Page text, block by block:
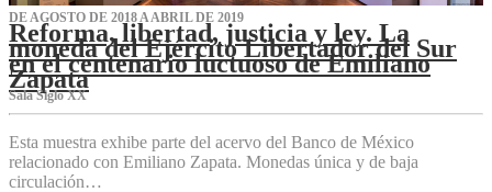
DE AGOSTO DE 2018 A ABRIL DE 2019
Reforma, libertad, justicia y ley. La
moneda del Ejército Libertador del Sur
en el centenario luctuoso de Emiliano
Zapata
Sala Siglo XX
Esta muestra exhibe parte del acervo del Banco de México
relacionado con Emiliano Zapata. Monedas única y de baja
circulación…